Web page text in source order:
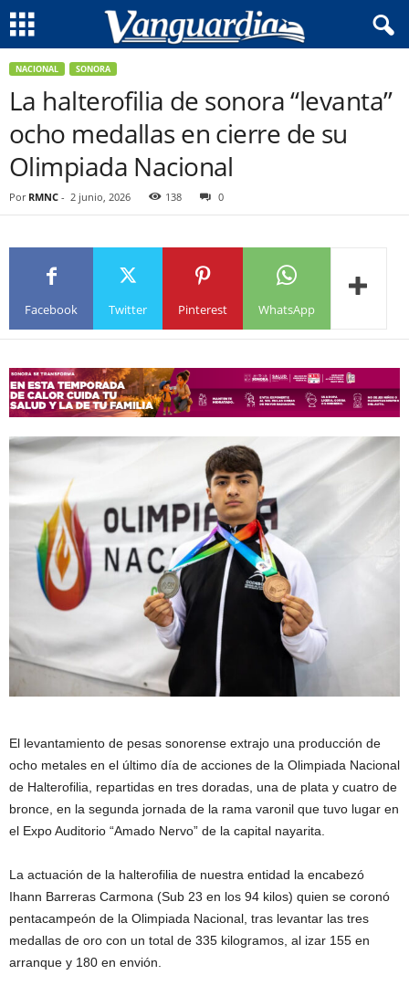
NACIONAL SONORA
La halterofilia de sonora “levanta”
ocho medallas en cierre de su
Olimpiada Nacional
Por RMNC - 2 junio, 2026 138 0
Facebook Twitter Pinterest WhatsApp
El levantamiento de pesas sonorense extrajo una producción de
ocho metales en el último día de acciones de la Olimpiada Nacional
de Halterofilia, repartidas en tres doradas, una de plata y cuatro de
bronce, en la segunda jornada de la rama varonil que tuvo lugar en
el Expo Auditorio “Amado Nervo” de la capital nayarita.
La actuación de la halterofilia de nuestra entidad la encabezó
Ihann Barreras Carmona (Sub 23 en los 94 kilos) quien se coronó
pentacampeón de la Olimpiada Nacional, tras levantar las tres
medallas de oro con un total de 335 kilogramos, al izar 155 en
arranque y 180 en envión.